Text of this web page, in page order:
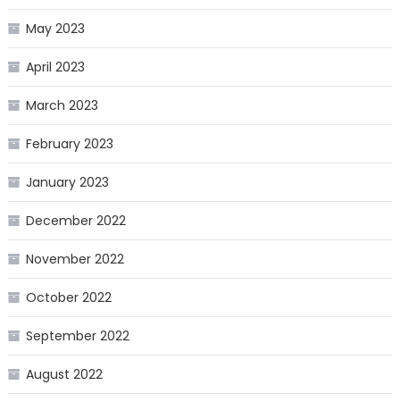
May 2023
April 2023
March 2023
February 2023
January 2023
December 2022
November 2022
October 2022
September 2022
August 2022